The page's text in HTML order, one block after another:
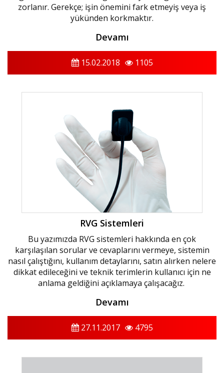
zorlanır. Gerekçe; işin önemini fark etmeyiş veya iş
yükünden korkmaktır.
Devamı
15.02.2018 1105
RVG Sistemleri
Bu yazımızda RVG sistemleri hakkında en çok
karşılaşılan sorular ve cevaplarını vermeye, sistemin
nasıl çalıştığını, kullanım detaylarını, satın alırken nelere
dikkat edileceğini ve teknik terimlerin kullanıcı için ne
anlama geldiğini açıklamaya çalışacağız.
Devamı
27.11.2017 4795